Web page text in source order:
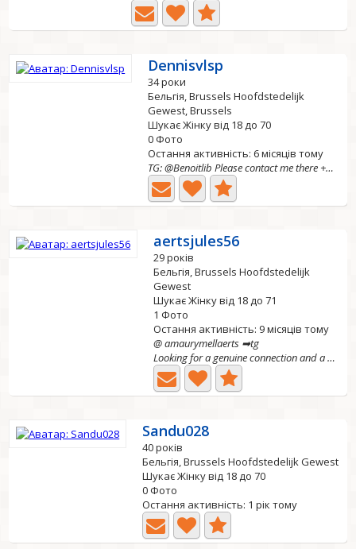
Dennisvlsp
34 роки
Бельгія, Brussels Hoofdstedelijk
Gewest, Brussels
Шукає Жінку від 18 до 70
0 Фото
Остання активність: 6 місяців тому
TG: @Benoitlib Please contact me there +32 479 63 16 73
aertsjules56
29 років
Бельгія, Brussels Hoofdstedelijk
Gewest
Шукає Жінку від 18 до 71
1 Фото
Остання активність: 9 місяців тому
@ amaurymellaerts ➡tg
Looking for a genuine connection and a strong relationship
Sandu028
40 років
Бельгія, Brussels Hoofdstedelijk Gewest
Шукає Жінку від 18 до 70
0 Фото
Остання активність: 1 рік тому